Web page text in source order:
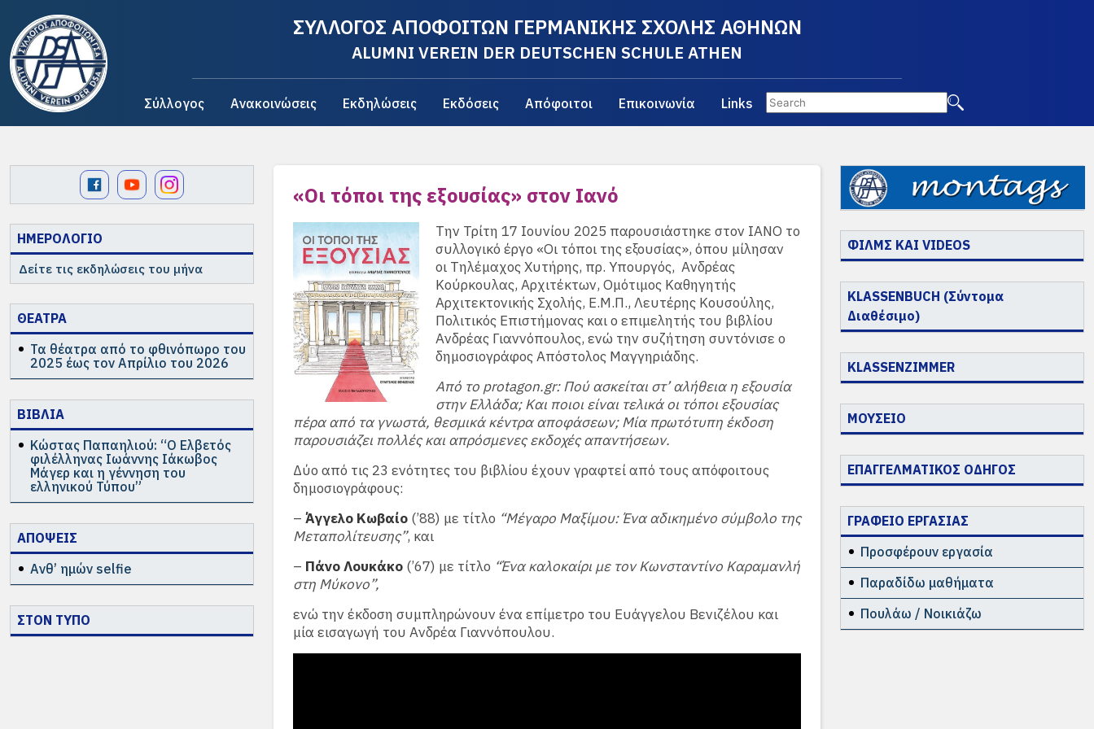
ΣΥΛΛΟΓΟΣ ΑΠΟΦΟΙΤΩΝ ΓΕΡΜΑΝΙΚΗΣ ΣΧΟΛΗΣ ΑΘΗΝΩΝ
ALUMNI VEREIN DER DEUTSCHEN SCHULE ATHEN
Σύλλογος Ανακοινώσεις Εκδηλώσεις Εκδόσεις Απόφοιτοι Επικοινωνία Links
ΗΜΕΡΟΛΟΓΙΟ
Δείτε τις εκδηλώσεις του μήνα
ΘΕΑΤΡΑ
Τα θέατρα από το φθινόπωρο του
2025 έως τον Απρίλιο του 2026
ΒΙΒΛΙΑ
Κώστας Παπαηλιού: “Ο Ελβετός
φιλέλληνας Ιωάννης Ιάκωβος
Μάγερ και η γέννηση του
ελληνικού Τύπου”
ΑΠΟΨΕΙΣ
Ανθ’ ημών selfie
ΣΤΟΝ ΤΥΠΟ
«Οι τόποι της εξουσίας» στον Ιανό
Την Τρίτη 17 Ιουνίου 2025 παρουσιάστηκε στον ΙΑΝΟ το
συλλογικό έργο «Οι τόποι της εξουσίας», όπου μίλησαν
οι Τηλέμαχος Χυτήρης, πρ. Υπουργός, Ανδρέας
Κούρκουλας, Αρχιτέκτων, Ομότιμος Καθηγητής
Αρχιτεκτονικής Σχολής, Ε.Μ.Π., Λευτέρης Κουσούλης,
Πολιτικός Επιστήμονας και ο επιμελητής του βιβλίου
Ανδρέας Γιαννόπουλος, ενώ την συζήτηση συντόνισε ο
δημοσιογράφος Απόστολος Μαγγηριάδης.
Από το protagon.gr: Πού ασκείται στ’ αλήθεια η εξουσία
στην Ελλάδα; Και ποιοι είναι τελικά οι τόποι εξουσίας
πέρα από τα γνωστά, θεσμικά κέντρα αποφάσεων; Μία πρωτότυπη έκδοση
παρουσιάζει πολλές και απρόσμενες εκδοχές απαντήσεων.
Δύο από τις 23 ενότητες του βιβλίου έχουν γραφτεί από τους απόφοιτους
δημοσιογράφους:
– Άγγελο Κωβαίο (’88) με τίτλο “Μέγαρο Μαξίμου: Ένα αδικημένο σύμβολο της
Μεταπολίτευσης”, και
– Πάνο Λουκάκο (’67) με τίτλο “Ένα καλοκαίρι με τον Κωνσταντίνο Καραμανλή
στη Μύκονο”,
ενώ την έκδοση συμπληρώνουν ένα επίμετρο του Ευάγγελου Βενιζέλου και
μία εισαγωγή του Ανδρέα Γιαννόπουλου.
ΦΙΛΜΣ ΚΑΙ VIDEOS
KLASSENBUCH (Σύντομα
Διαθέσιμο)
KLASSENZIMMER
ΜΟΥΣΕΙΟ
ΕΠΑΓΓΕΛΜΑΤΙΚΟΣ ΟΔΗΓΟΣ
ΓΡΑΦΕΙΟ ΕΡΓΑΣΙΑΣ
Προσφέρουν εργασία
Παραδίδω μαθήματα
Πουλάω / Νοικιάζω